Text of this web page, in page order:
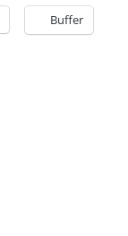
Buffer